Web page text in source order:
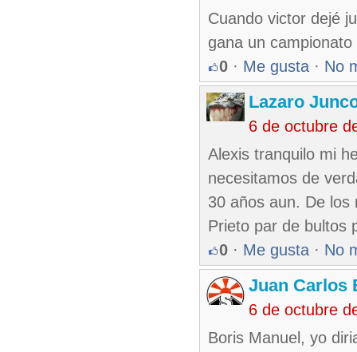
Cuando victor dejé
gana un campionato
0 · Me gusta · No
Lazaro
6 de octubre
Alexis tranquilo mi
necesitamos de
30 años aun. De
Prieto par de bultos
0 · Me gusta · No
Juan Carlos
6 de octubre
Boris Manuel, yo